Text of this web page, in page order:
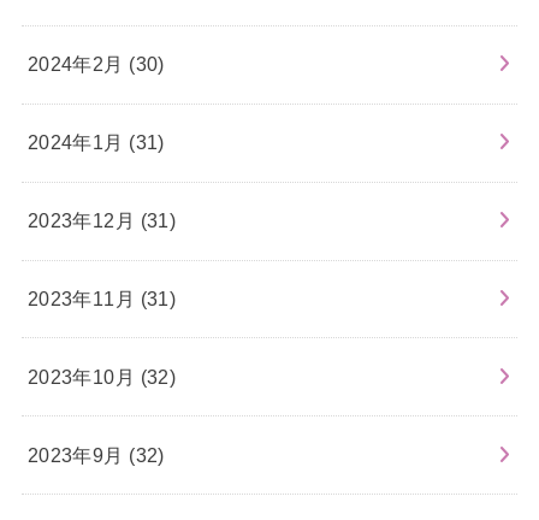
2024年2月 (30)
2024年1月 (31)
2023年12月 (31)
2023年11月 (31)
2023年10月 (32)
2023年9月 (32)